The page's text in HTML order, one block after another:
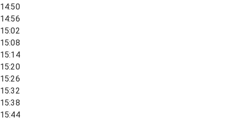
14:50
14:56
15:02
15:08
15:14
15:20
15:26
15:32
15:38
15:44